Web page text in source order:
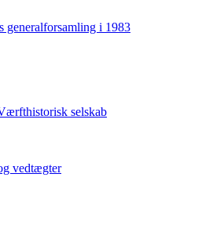
generalforsamling i 1983
selskab
vedtægter